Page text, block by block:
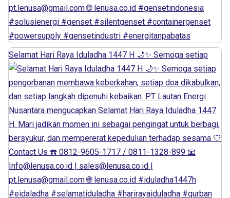
Selamat Hari Raya Iduladha 1447 H 🌙✨ Semoga setiap